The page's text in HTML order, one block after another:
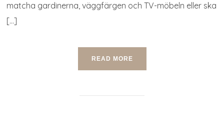
matcha gardinerna, väggfärgen och TV-möbeln eller ska
[…]
READ MORE